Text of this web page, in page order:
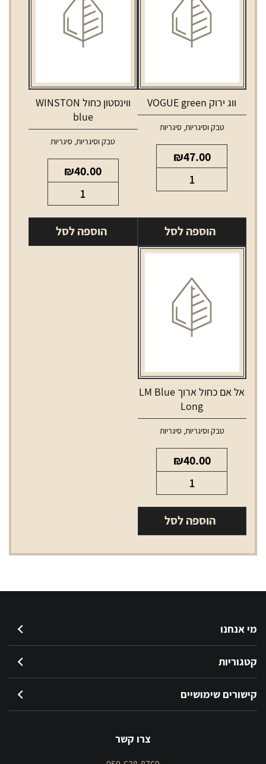
ווג ירוק VOGUE green
טבק וסיגריות,סיגריות
₪47.00
של
הוספה לסל
ווינסטון כחול WINSTON
blue
טבק וסיגריות, סיגריות
₪40.00
של
ווינסטון
כחול
הוספה לסל
אל אם כחול ארוך LM Blue
Long
טבק וסיגריות,סיגריות
₪40.00
של
אל
Blue
הוספה לסל
מי אנחנו
קטגוריות
קישורים שימושיים
צרו קשר